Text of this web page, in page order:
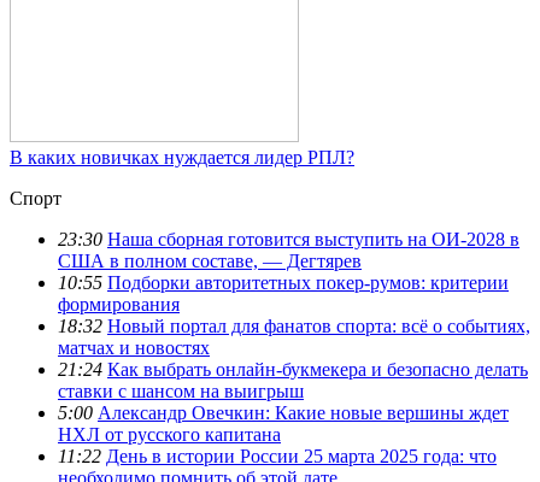
В каких новичках нуждается лидер РПЛ?
Спорт
23:30 Наша сборная готовится выступить на ОИ-2028 в
США в полном составе, — Дегтярев
10:55 Подборки авторитетных покер-румов: критерии
формирования
18:32 Новый портал для фанатов спорта: всё о событиях,
матчах и новостях
21:24 Как выбрать онлайн-букмекера и безопасно делать
ставки с шансом на выигрыш
5:00 Александр Овечкин: Какие новые вершины ждет
НХЛ от русского капитана
11:22 День в истории России 25 марта 2025 года: что
необходимо помнить об этой дате